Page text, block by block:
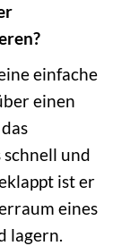
einfache
einen
schnell und
ist er
eines
lagern.